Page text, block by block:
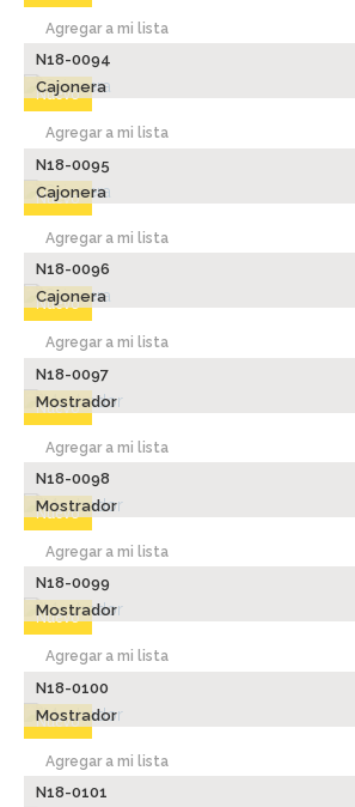
Agregar a mi lista
Nuevo
N18-0094
Cajonera
Agregar a mi lista
Nuevo
N18-0095
Cajonera
Agregar a mi lista
Nuevo
N18-0096
Cajonera
Agregar a mi lista
Nuevo
N18-0097
Mostrador
Agregar a mi lista
Nuevo
N18-0098
Mostrador
Agregar a mi lista
Nuevo
N18-0099
Mostrador
Agregar a mi lista
Nuevo
N18-0100
Mostrador
Agregar a mi lista
N18-0101